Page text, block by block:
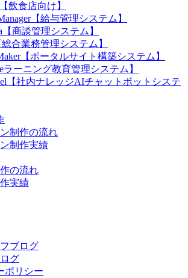
飲食店向け】
【給与管理システム】
【商談管理システム】
合業務管理システム】
【ポータルサイト構築システム】
ラーニング教育管理システム】
【社内ナレッジAIチャットボットシステ
制作の流れ
制作実績
の流れ
実績
ブログ
グ
ポリシー